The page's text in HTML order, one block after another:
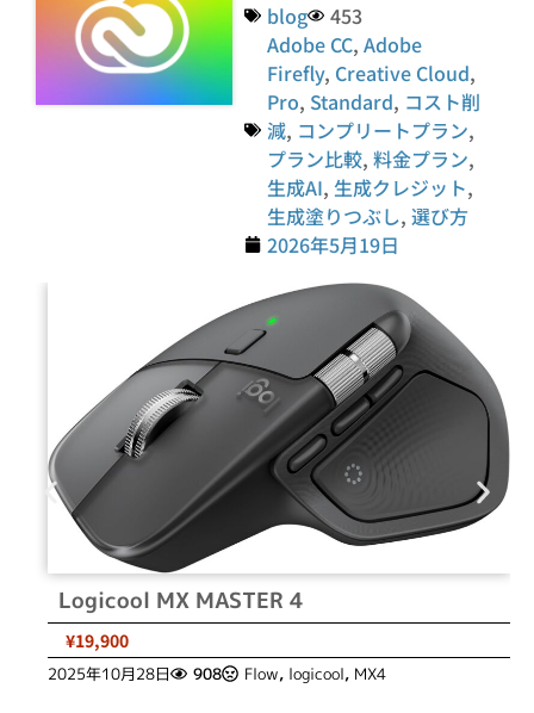
blog
453
Adobe CC,Adobe
Firefly, Creative Cloud,
Pro, Standard, コスト削
減, コンプリートプラン,
プラン比較,料金プラン,
生成AI, 生成クレジット,
生成塗りつぶし,選び方
2026年5月19日
Logicool MX MASTER 4
¥19,900
2025年10月28日 908 Flow, logicool, MX4